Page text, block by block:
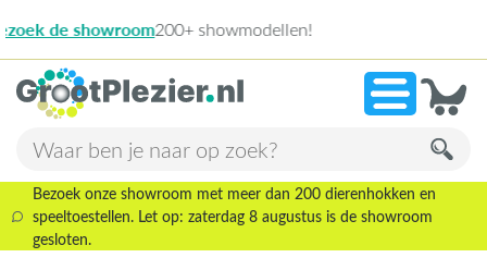
»13.945
Bezoek onze showroom met meer dan 200 dierenhokken en
speeltoestellen. Let op: zaterdag 8 augustus is de showroom
gesloten.